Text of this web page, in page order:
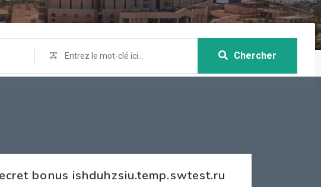
Chercher
bonus ishduhzsiu.temp.swtest.ru